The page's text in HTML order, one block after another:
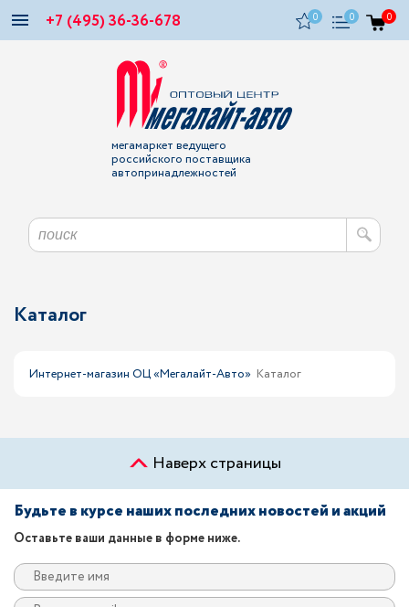
+7 (495) 36-36-678 0 0 0
мегамаркет ведущего
российского поставщика
автопринадлежностей
Каталог
Интернет-магазин ОЦ «Мегалайт-Авто» Каталог
Наверх страницы
Будьте в курсе наших последних новостей и акций
Оставьте ваши данные в форме ниже.